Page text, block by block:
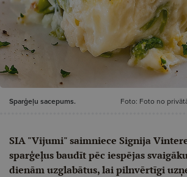
Sparģeļu sacepums. Foto: Foto no
SIA "Vijumi" saimniece Signija
sparģeļus baudīt pēc iespējas
dienām uz­glabātus, lai pilnvērtīgi